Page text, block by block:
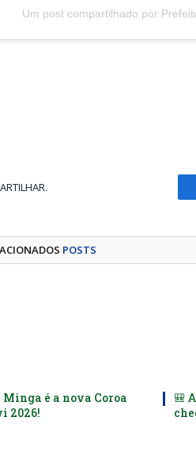
Um post compartilhado por
POSTS
Minga é a nova Coroa
2026!
🎒